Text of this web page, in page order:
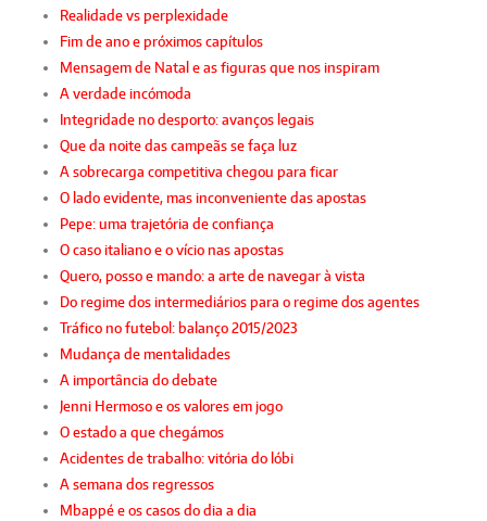
Realidade vs perplexidade
Fim de ano e próximos capítulos
Mensagem de Natal e as figuras que nos inspiram
A verdade incómoda
Integridade no desporto: avanços legais
Que da noite das campeãs se faça luz
A sobrecarga competitiva chegou para ficar
O lado evidente, mas inconveniente das apostas
Pepe: uma trajetória de confiança
O caso italiano e o vício nas apostas
Quero, posso e mando: a arte de navegar à vista
Do regime dos intermediários para o regime dos agentes
Tráfico no futebol: balanço 2015/2023
Mudança de mentalidades
A importância do debate
Jenni Hermoso e os valores em jogo
O estado a que chegámos
Acidentes de trabalho: vitória do lóbi
A semana dos regressos
Mbappé e os casos do dia a dia